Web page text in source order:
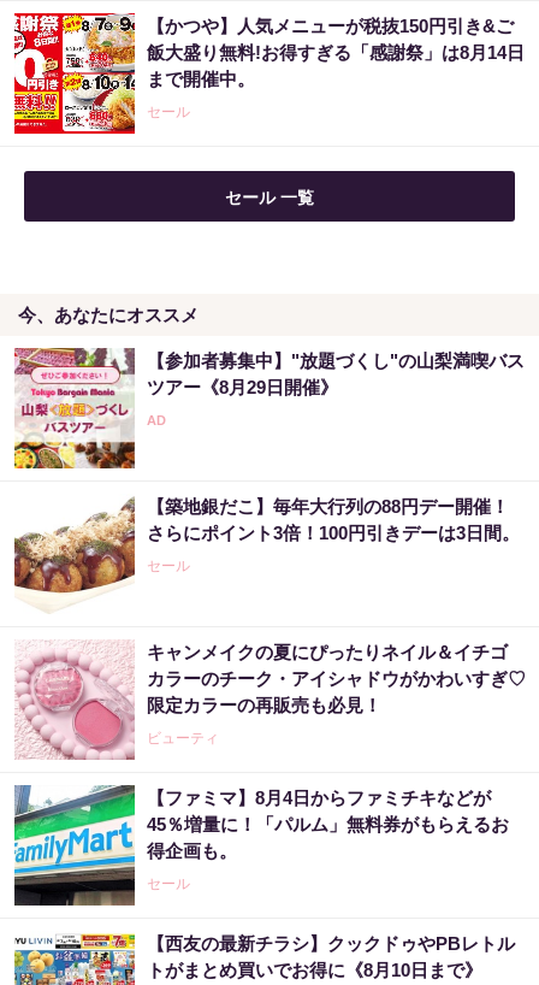
【かつや】人気メニューが税抜150円引き&ご
飯大盛り無料!お得すぎる「感謝祭」は8月14日
まで開催中。
セール
セール 一覧
今、あなたにオススメ
【参加者募集中】"放題づくし"の山梨満喫バス
ツアー《8月29日開催》
【築地銀だこ】毎年大行列の88円デー開催！
さらにポイント3倍！100円引きデーは3日間。
セール
キャンメイクの夏にぴったりネイル＆イチゴ
カラーのチーク・アイシャドウがかわいすぎ♡
限定カラーの再販売も必見！
ビューティ
【ファミマ】8月4日からファミチキなどが
45％増量に！「パルム」無料券がもらえるお
得企画も。
セール
【西友の最新チラシ】クックドゥやPBレトル
トがまとめ買いでお得に《8月10日まで》